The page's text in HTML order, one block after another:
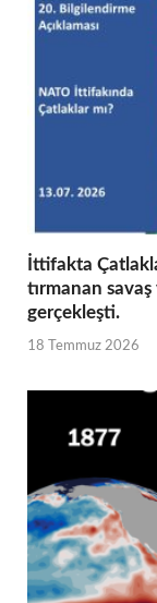
İttifakta
tırmanan
gerçekleşti.
18 Temmuz 2026